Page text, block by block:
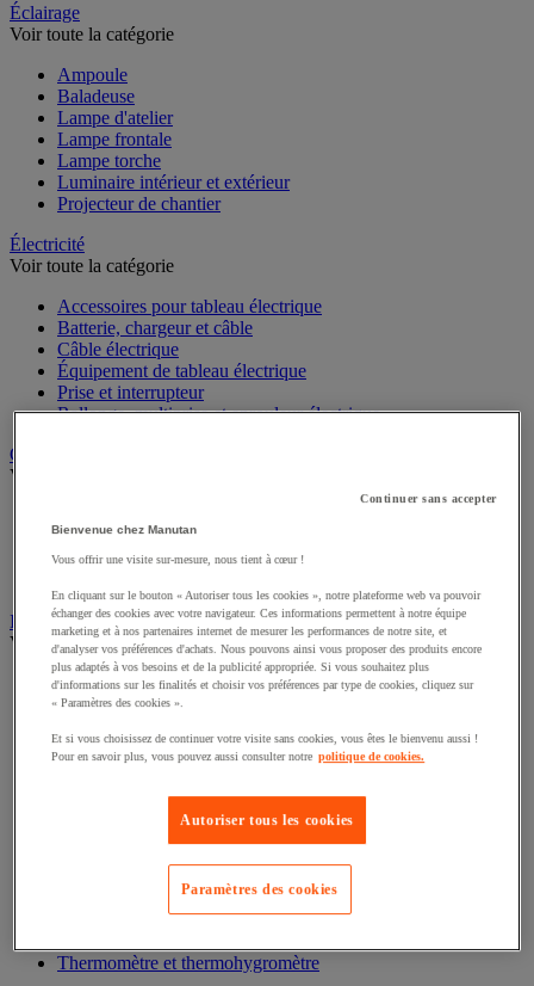
Éclairage
Voir toute la catégorie
Ampoule
Baladeuse
Lampe d'atelier
Lampe frontale
Lampe torche
Luminaire intérieur et extérieur
Projecteur de chantier
Électricité
Voir toute la catégorie
Accessoires pour tableau électrique
Batterie, chargeur et câble
Câble électrique
Équipement de tableau électrique
Prise et interrupteur
Rallonge, multiprise et enrouleur électrique
Graissage et lubrifiant
Voir toute la catégorie
Graisse et huile
Lubrifiant et dégrippant
Instrument de mesure
Voir toute la catégorie
Balance industrielle
Compteur et compteur-métreur
Équipement optique
Instrument de mesure de laboratoire
Mesure de la vitesse
Mesure et repère de chantier
Mesure topographique
Thermomètre et thermohygromètre
Continuer sans accepter
Bienvenue chez Manutan
Vous offrir une visite sur-mesure, nous tient à cœur !
En cliquant sur le bouton « Autoriser tous les cookies », notre plateforme web va pouvoir
échanger des cookies avec votre navigateur. Ces informations permettent à notre équipe
marketing et à nos partenaires internet de mesurer les performances de notre site, et
d'analyser vos préférences d'achats. Nous pouvons ainsi vous proposer des produits encore
plus adaptés à vos besoins et de la publicité appropriée. Si vous souhaitez plus
d'informations sur les finalités et choisir vos préférences par type de cookies, cliquez sur
« Paramètres des cookies ».
Et si vous choisissez de continuer votre visite sans cookies, vous êtes le bienvenu aussi !
Pour en savoir plus, vous pouvez aussi consulter notre politique de cookies.
Autoriser tous les cookies
Paramètres des cookies